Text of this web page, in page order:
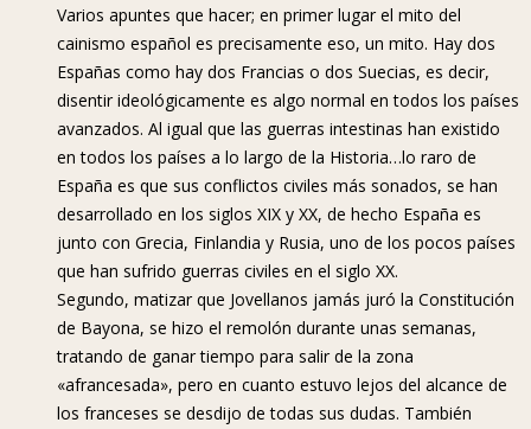
Varios apuntes que hacer; en primer lugar el mito del
cainismo español es precisamente eso, un mito. Hay dos
Españas como hay dos Francias o dos Suecias, es decir,
disentir ideológicamente es algo normal en todos los países
avanzados. Al igual que las guerras intestinas han existido
en todos los países a lo largo de la Historia…lo raro de
España es que sus conflictos civiles más sonados, se han
desarrollado en los siglos XIX y XX, de hecho España es
junto con Grecia, Finlandia y Rusia, uno de los pocos países
que han sufrido guerras civiles en el siglo XX.
Segundo, matizar que Jovellanos jamás juró la Constitución
de Bayona, se hizo el remolón durante unas semanas,
tratando de ganar tiempo para salir de la zona
«afrancesada», pero en cuanto estuvo lejos del alcance de
los franceses se desdijo de todas sus dudas. También